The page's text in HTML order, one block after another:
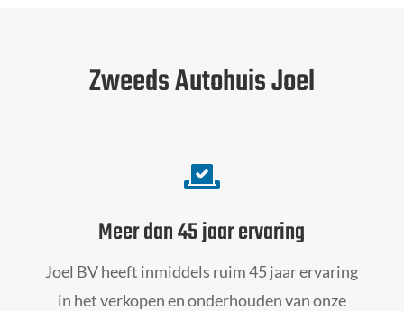
Zweeds Autohuis Joel

Meer dan 45 jaar ervaring
Joel BV heeft inmiddels ruim 45 jaar ervaring
in het verkopen en onderhouden van onze